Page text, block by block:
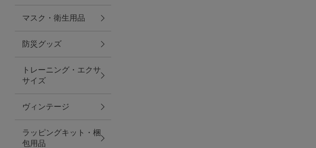
スマホケース・アクセサリー
ポーチ
ステーショナリー
その他
紅茶・フード
マスク・衛生用品
防災グッズ
トレーニング・エクサ
サイズ
ヴィンテージ
ラッピングキット・梱
包用品